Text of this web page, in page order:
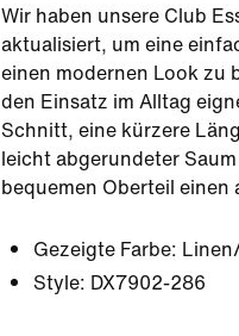
Wir haben unsere Club
aktualisiert, um eine
einen modernen Look zu
den Einsatz im Alltag
Schnitt, eine kürzere
leicht abgerundeter
bequemen Oberteil
Gezeigte Farbe:
Style: DX7902-286